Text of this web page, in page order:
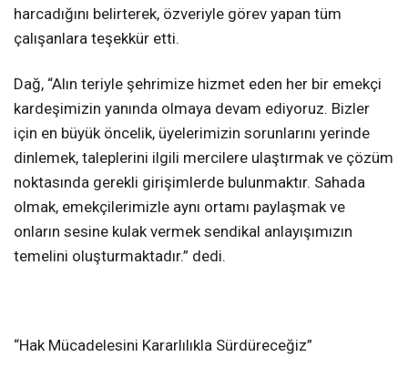
harcadığını belirterek, özveriyle görev yapan tüm
çalışanlara teşekkür etti.
Dağ, “Alın teriyle şehrimize hizmet eden her bir emekçi
kardeşimizin yanında olmaya devam ediyoruz. Bizler
için en büyük öncelik, üyelerimizin sorunlarını yerinde
dinlemek, taleplerini ilgili mercilere ulaştırmak ve çözüm
noktasında gerekli girişimlerde bulunmaktır. Sahada
olmak, emekçilerimizle aynı ortamı paylaşmak ve
onların sesine kulak vermek sendikal anlayışımızın
temelini oluşturmaktadır.” dedi.
“Hak Mücadelesini Kararlılıkla Sürdüreceğiz”